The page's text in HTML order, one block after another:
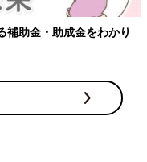
補助金・助成金をわかり